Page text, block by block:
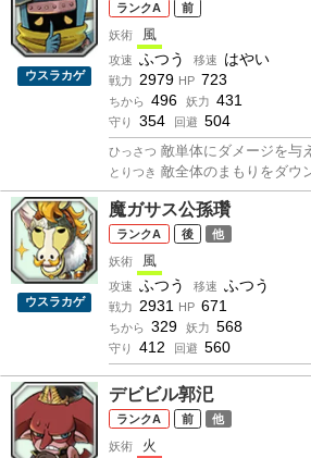
ウスラカゲ
A 前
妖術 風
攻速 ふつう 移速 はやい
戦力 2979 HP 723
ちから 496 妖力 431
守り 354 回避 504
ひっさつ 敵単体にダメージを与
とりつき 敵全体のまもりをダウ
ウスラカゲ
魔ガサス公孫瓚
A 後 他
妖術 風
攻速 ふつう 移速 ふつう
戦力 2931 HP 671
ちから 329 妖力 568
守り 412 回避 560
デビビル郭汜
A 前 他
妖術 火